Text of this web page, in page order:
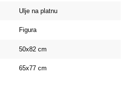
Ulje na platnu
Figura
50x82cm
65x77cm